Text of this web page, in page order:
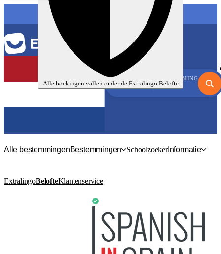
Alle boekingen vallen onder de Extralingo Belofte
TAAL BESTEMMING
Alle bestemmingenBestemmingen SchoolzoekerInformatie
ExtralingoBelofteKlantenservice